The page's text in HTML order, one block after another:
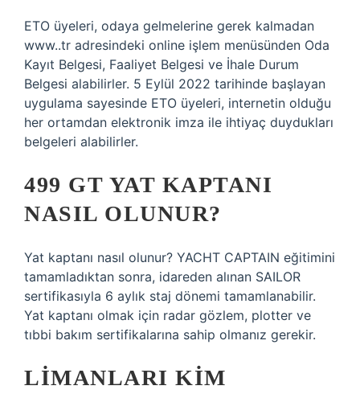
ETO üyeleri, odaya gelmelerine gerek kalmadan
www..tr adresindeki online işlem menüsünden Oda
Kayıt Belgesi, Faaliyet Belgesi ve İhale Durum
Belgesi alabilirler. 5 Eylül 2022 tarihinde başlayan
uygulama sayesinde ETO üyeleri, internetin olduğu
her ortamdan elektronik imza ile ihtiyaç duydukları
belgeleri alabilirler.
499 GT YAT KAPTANI
NASIL OLUNUR?
Yat kaptanı nasıl olunur? YACHT CAPTAIN eğitimini
tamamladıktan sonra, idareden alınan SAILOR
sertifikasıyla 6 aylık staj dönemi tamamlanabilir.
Yat kaptanı olmak için radar gözlem, plotter ve
tıbbi bakım sertifikalarına sahip olmanız gerekir.
LIMANLARI KIM